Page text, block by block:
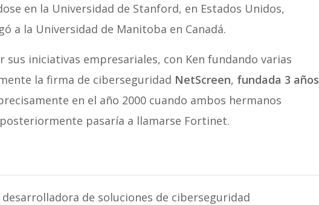
en la Universidad de Stanford, en Estados Unidos,
a la Universidad de Manitoba en Canadá.
sus iniciativas empresariales, con Ken fundando varias
la firma de ciberseguridad NetScreen, fundada 3 años
en el año 2000 cuando ambos hermanos
pasaría a llamarse Fortinet.
de soluciones de ciberseguridad